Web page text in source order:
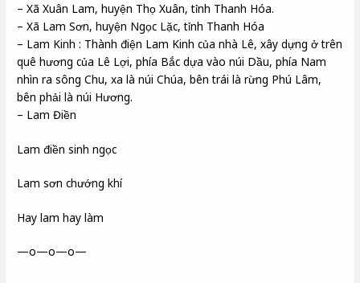
– Xã Xuân Lam, huyện Thọ Xuân, tỉnh Thanh Hóa.
– Xã Lam Sơn, huyện Ngọc Lặc, tỉnh Thanh Hóa
– Lam Kinh : Thành điện Lam Kinh của nhà Lê, xây dựng ở trên
quê hương của Lê Lợi, phía Bắc dựa vào núi Dầu, phía Nam
nhìn ra sông Chu, xa là núi Chúa, bên trái là rừng Phú Lâm,
bên phải là núi Hương.
– Lam Điền
Lam điền sinh ngọc
Lam sơn chướng khí
Hay lam hay làm
—o—o—o—